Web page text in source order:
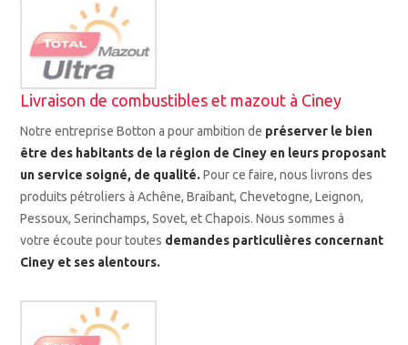
Livraison de combustibles et mazout à Ciney
Notre entreprise Botton a pour ambition de préserver le bien
être des habitants de la région de Ciney en leurs proposant
un service soigné, de qualité.Pour ce faire, nous livrons des
produits pétroliers à Achêne, Braibant, Chevetogne, Leignon,
Pessoux, Serinchamps, Sovet, et Chapois. Nous sommes à
votre écoute pour toutes demandes particulières concernant
Ciney et ses alentours.